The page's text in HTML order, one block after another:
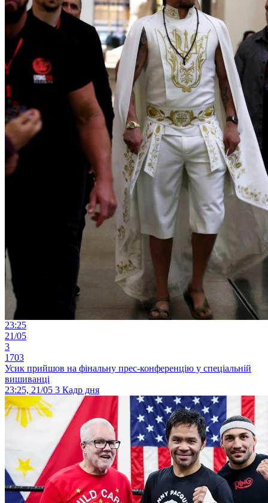
23:25
21/05
3
1703
Усик прийшов на фінальну прес-конференцію у спеціальній
вишиванці
23:25, 21/05 3 Кадр дня